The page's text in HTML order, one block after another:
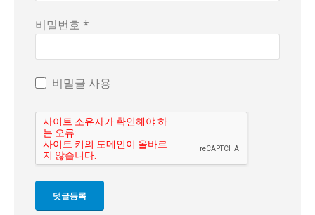
비밀번호 *
비밀글 사용